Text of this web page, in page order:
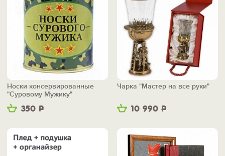
350 Р
Носки консервированные
"Суровому Мужику"
10 990 Р
Чарка "Мастер на все руки"